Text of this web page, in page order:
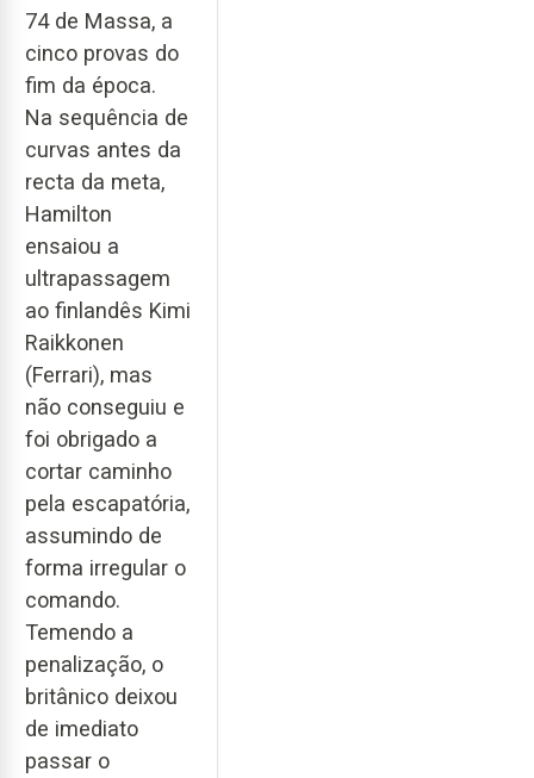
74 de Massa, a
cinco provas do
fim da época.
Na sequência de
curvas antes da
recta da meta,
Hamilton
ensaiou a
ultrapassagem
ao finlandês Kimi
Raikkonen
(Ferrari), mas
não conseguiu e
foi obrigado a
cortar caminho
pela escapatória,
assumindo de
forma irregular o
comando.
Temendo a
penalização, o
britânico deixou
de imediato
passar o